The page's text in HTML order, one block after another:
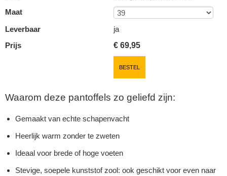
Maat
Leverbaar
ja
Prijs
€ 69,95
BESTEL
Waarom deze pantoffels zo geliefd zijn:
Gemaakt van echte schapenvacht
Heerlijk warm zonder te zweten
Ideaal voor brede of hoge voeten
Stevige, soepele kunststof zool: ook geschikt voor even naar